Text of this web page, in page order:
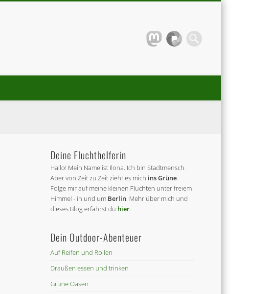
Deine Fluchthelferin
Hallo! Mein Name ist Ilona. Ich bin Stadtmensch.
Aber von Zeit zu Zeit zieht es mich ins Grüne
Folge mir auf meine kleinen Fluchten unter freiem
Himmel - in und um Berlin . Mehr über mich und
dieses Blog erfährst du hier
Dein Outdoor-Abenteuer
Auf Reifen und Rollen
Draußen essen und trinken
Grüne Oasen